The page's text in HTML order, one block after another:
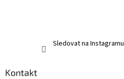
Sledovat na Instagramu
Kontakt